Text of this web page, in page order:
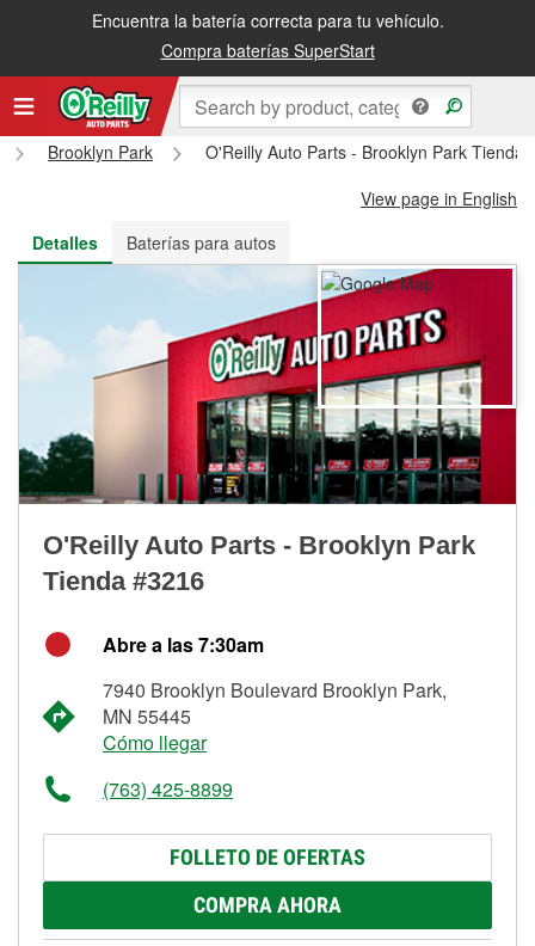
Encuentra la batería correcta para tu vehículo.
Compra baterías SuperStart
Recibe tu orden gratis al día siguiente o recógela en la tienda
Brooklyn Park
O'Reilly Auto Parts - Brooklyn Park Tienda
View page in English
Detalles
Baterías para autos
O'Reilly Auto Parts - Brooklyn Park
Tienda #3216
Abre a las 7:30am
7940 Brooklyn Boulevard Brooklyn Park,
MN 55445
Cómo llegar
(763) 425-8899
FOLLETO DE OFERTAS
COMPRA AHORA